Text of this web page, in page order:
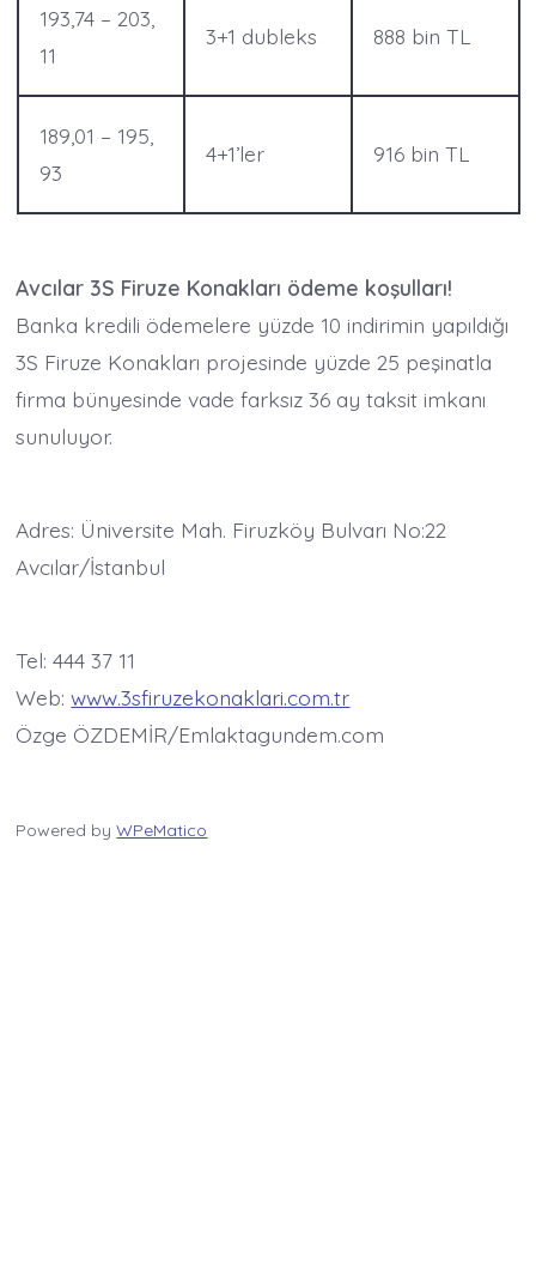
193,74 – 203,
11
3+1 dubleks 888 bin TL
189,01 – 195,
93
4+1’ler 916 bin TL
Avcılar 3S Firuze Konakları ödeme koşulları!
Banka kredili ödemelere yüzde 10 indirimin yapıldığı
3S Firuze Konakları projesinde yüzde 25 peşinatla
firma bünyesinde vade farksız 36 ay taksit imkanı
sunuluyor.
Adres: Üniversite Mah. Firuzköy Bulvarı No:22
Avcılar/İstanbul
Tel: 444 37 11
Web:www.3sfiruzekonaklari.com.tr
Özge ÖZDEMİR/Emlaktagundem.com
Powered byWPeMatico